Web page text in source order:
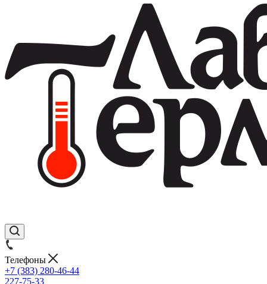
Телефоны
+7 (383) 280-46-44
227-75-33